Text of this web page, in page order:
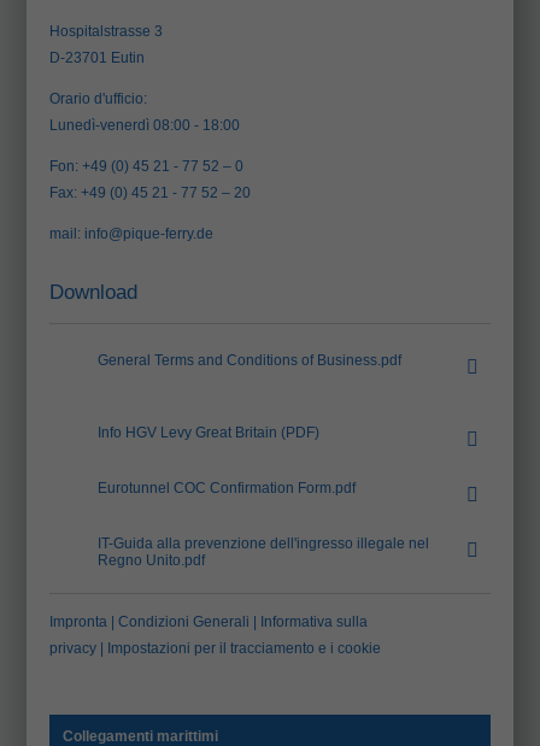
Hospitalstrasse 3
D-23701 Eutin
Orario d'ufficio:
Lunedì-venerdì 08:00 - 18:00
Fon: +49 (0) 45 21 - 77 52 – 0
Fax: +49 (0) 45 21 - 77 52 – 20
mail: info@pique-ferry.de
Download
General Terms and Conditions of Business.pdf
Info HGV Levy Great Britain (PDF)
Eurotunnel COC Confirmation Form.pdf
IT-Guida alla prevenzione dell'ingresso illegale nel
Regno Unito.pdf
Impronta |Condizioni Generali | Informativa sulla
privacy | Impostazioni per il tracciamento e i cookie
Collegamenti marittimi